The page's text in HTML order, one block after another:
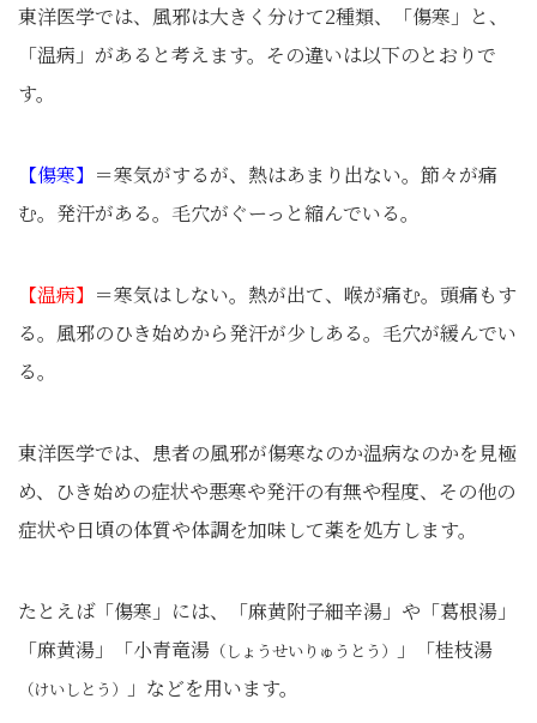
東洋医学では、風邪は大きく分けて2種類、「傷寒」と、
「温病」があると考えます。その違いは以下のとおりで
す。
【傷寒】 ＝寒気がするが、熱はあまり出ない。節々が痛
む。発汗がある。毛穴がぐーっと縮んでいる。
【温病】 ＝寒気はしない。熱が出て、喉が痛む。頭痛もす
る。風邪のひき始めから発汗が少しある。毛穴が緩んでい
る。
東洋医学では、患者の風邪が傷寒なのか温病なのかを見極
め、ひき始めの症状や悪寒や発汗の有無や程度、その他の
症状や日頃の体質や体調を加味して薬を処方します。
たとえば「傷寒」には、「麻黄附子細辛湯」や「葛根湯」
「麻黄湯」「小青竜湯 （しょうせいりゅうとう） 」「桂枝湯
（けいしとう） 」などを用います。